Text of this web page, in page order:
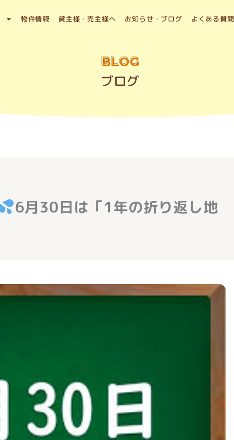
物件情報 貸主様・売主様へ お知らせ・ブログ よくある質問
BLOG
ブログ
6月30日は「1年の折り返し地